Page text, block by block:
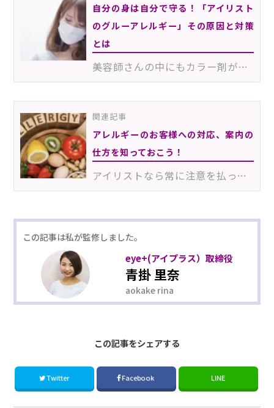
自分の身は自分で守る！「アイリスト
のグルーアレルギー」その原因と対策
とは
美容師さんの中にもカラー剤が手に合わなくて辞める人がいるように、アイリストにもグルーでアレルギー反…
関連記事
アレルギーのお客様への対応、案内の
仕方を知っておこう！
アイリストなら常に注意を払っておきたい、マツエクの施術によるアレルギー。どのような症状が表れるか、…
この記事は私が監修しました。
eye+(アイプラス）取締役
青掛 里奈
aokake rina
この記事をシェアする
Twitter Facebook LINE